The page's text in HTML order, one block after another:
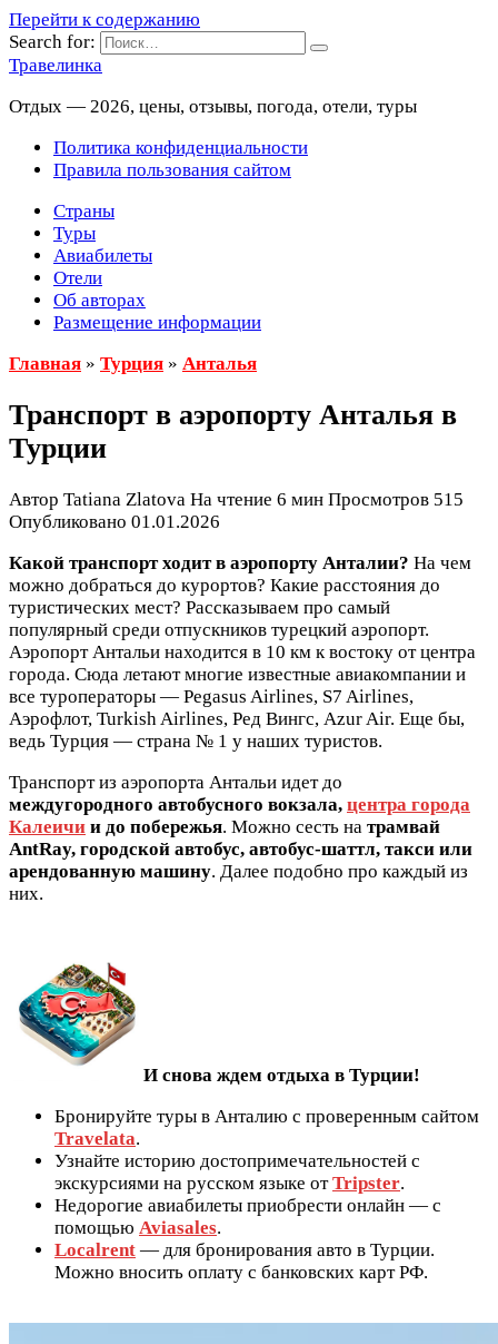
Перейти к содержанию
Search for:
Травелинка
Отдых — 2026, цены, отзывы, погода, отели, туры
Политика конфиденциальности
Правила пользования сайтом
Страны
Туры
Авиабилеты
Отели
Об авторах
Размещение информации
Главная » Турция » Анталья
Транспорт в аэропорту Анталья в
Турции
Автор Tatiana Zlatova На чтение 6 мин Просмотров 515
Опубликовано 01.01.2026
Какой транспорт ходит в аэропорту Анталии? На чем
можно добраться до курортов? Какие расстояния до
туристических мест? Рассказываем про самый
популярный среди отпускников турецкий аэропорт.
Аэропорт Антальи находится в 10 км к востоку от центра
города. Сюда летают многие известные авиакомпании и
все туроператоры — Pegasus Airlines, S7 Airlines,
Аэрофлот, Turkish Airlines, Ред Вингс, Azur Air. Еще бы,
ведь Турция — страна № 1 у наших туристов.
Транспорт из аэропорта Антальи идет до
междугородного автобусного вокзала, центра города
Калеичи и до побережья. Можно сесть на трамвай
AntRay, городской автобус, автобус-шаттл, такси или
арендованную машину. Далее подобно про каждый из
них.
И снова ждем отдыха в Турции!
Бронируйте туры в Анталию с проверенным сайтом
Travelata.
Узнайте историю достопримечательностей с
экскурсиями на русском языке отTripster.
Недорогие авиабилеты приобрести онлайн — с
помощью Aviasales.
Localrent — для бронирования авто в Турции.
Можно вносить оплату с банковских карт РФ.